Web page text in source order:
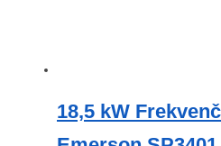
18,5 kW